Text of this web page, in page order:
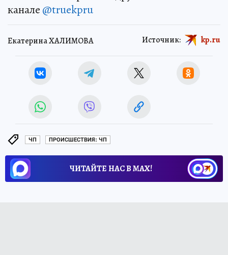
канале @truekpru
Екатерина ХАЛИМОВА Источник: kp.ru
ЧП ПРОИСШЕСТВИЯ: ЧП
ЧИТАЙТЕ НАС В МАХ!